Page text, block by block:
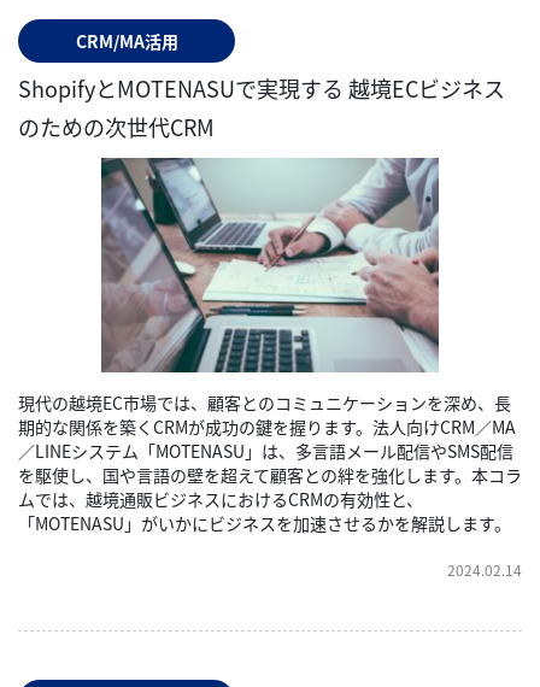
CRM/MA活用
ShopifyとMOTENASUで実現する 越境ECビジネス
のための次世代CRM
現代の越境EC市場では、顧客とのコミュニケーションを深め、長
期的な関係を築くCRMが成功の鍵を握ります。法人向けCRM／MA
／LINEシステム「MOTENASU」は、多言語メール配信やSMS配信
を駆使し、国や言語の壁を超えて顧客との絆を強化します。本コラ
ムでは、越境通販ビジネスにおけるCRMの有効性と、
「MOTENASU」がいかにビジネスを加速させるかを解説します。
2024.02.14